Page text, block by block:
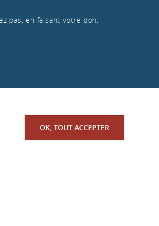
OK, TOUT ACCEPTER
pas, en faisant votre don,